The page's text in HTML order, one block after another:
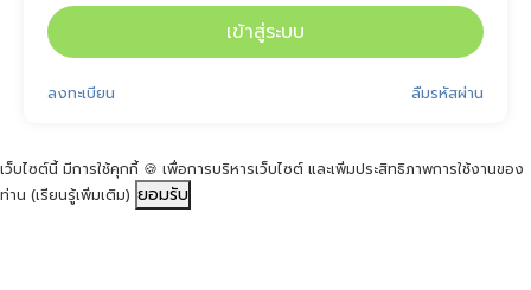
เข้าสู่ระบบ
ลืมรหัสผ่าน
ลงทะเบียน
เว็บไซต์นี้ มีการใช้คุกกี้ 🍪 เพื่อการบริหารเว็บไซต์ และเพิ่มประสิทธิภาพการใช้งานของ
ท่าน (เรียนรู้เพิ่มเติม) ยอมรับ